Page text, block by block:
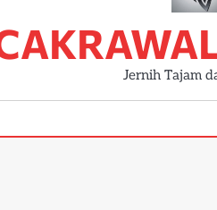
Jernih Tajam